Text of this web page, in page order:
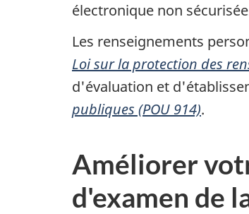
électronique non
Les renseignements
Loi sur la protection des
d'évaluation et
publiques (POU 914).
Améliorer
d'examen de